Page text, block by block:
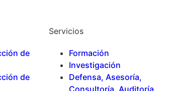
de
de
Servicios
Formación
Investigación
Defensa, Asesoría,
Consultoría, Auditoría